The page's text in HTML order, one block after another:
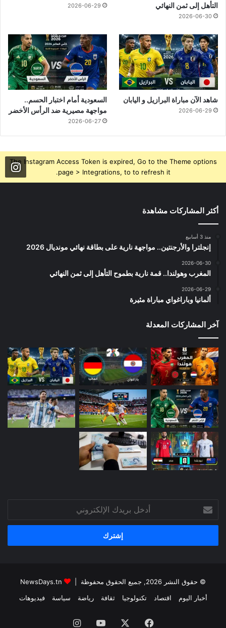
التأهل إلى ثمن النهائي
2026-06-30
2026-06-29
شاهد الآن مباراة البرازيل و اليابان
2026-06-29
السعودية أمام اختبار الحسم..
مواجهة مصيرية ضد الرأس الأخضر
2026-06-27
The Instagram Access Token is expired, Go to the Theme options
page > Integrations, to to refresh it.
أكثر المشاركات مشاهدة
منذ 3 أسابيع
إنجلترا والأرجنتين.. مواجهة نارية على بطاقة نهائي مونديال 2026
2026-06-30
المغرب وهولندا.. قمة نارية بطموح التأهل إلى ثمن النهائي
2026-06-29
ألمانيا وباراغواي مباراة مثيرة
آخر المشاركات المعدلة
بريدك
الإلكتروني
© حقوق النشر 2026, جميع الحقوق محفوظة |
أخبار اليوم
اقتصاد تكنولوجيا ثقافة رياضة سياسة فيديوهات
فيسبوك ‫YouTubeانستقرام